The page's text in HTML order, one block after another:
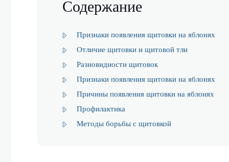
Содержание
Признаки появления щитовки на яблонях
Отличие щитовки и щитовой тли
Разновидности щитовок
Признаки появления щитовки на яблонях
Причины появления щитовки на яблонях
Профилактика
Методы борьбы с щитовкой